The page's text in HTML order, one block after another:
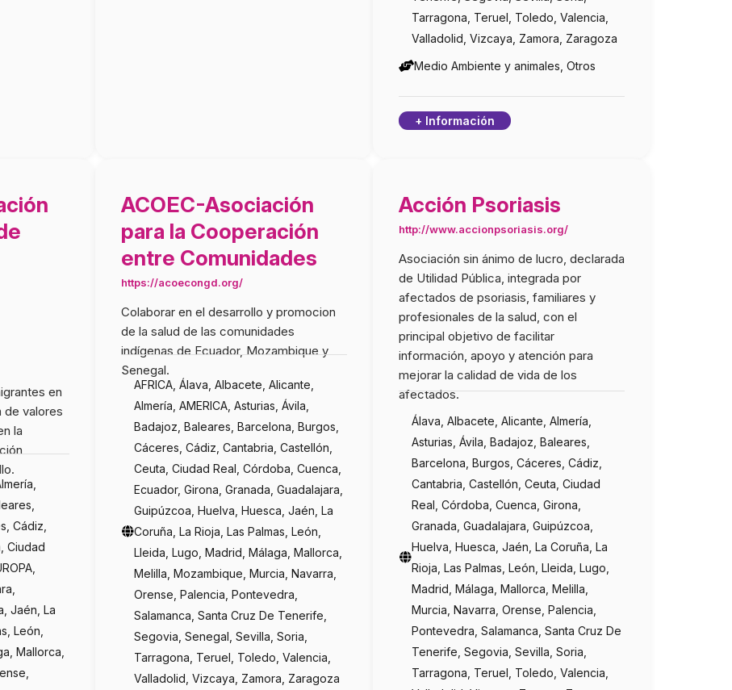
Tarragona, Teruel, Toledo, Valencia,
Valladolid, Vizcaya, Zamora, Zaragoza
Medio Ambiente y animales, Otros
+ Información
en
de valores
la
Cádiz,
Ciudad
Jaén, La
León,
Mallorca,
ACOEC-Asociación
para la Cooperación
entre Comunidades
https://acoecongd.org/
Colaborar en el desarrollo y promocion
de la salud de las comunidades
indígenas de Ecuador, Mozambique y
Senegal.
AFRICA, Álava, Albacete, Alicante,
Almería, AMERICA, Asturias, Ávila,
Badajoz, Baleares, Barcelona, Burgos,
Cáceres, Cádiz, Cantabria, Castellón,
Ceuta, Ciudad Real, Córdoba, Cuenca,
Ecuador, Girona, Granada, Guadalajara,
Guipúzcoa, Huelva, Huesca, Jaén, La
Coruña, La Rioja, Las Palmas, León,
Lleida, Lugo, Madrid, Málaga, Mallorca,
Melilla, Mozambique, Murcia, Navarra,
Orense, Palencia, Pontevedra,
Salamanca, Santa Cruz De Tenerife,
Segovia, Senegal, Sevilla, Soria,
Tarragona, Teruel, Toledo, Valencia,
Valladolid, Vizcaya, Zamora, Zaragoza
Acción Psoriasis
http://www.accionpsoriasis.org/
Asociación sin ánimo de lucro, declarada
de Utilidad Pública, integrada por
afectados de psoriasis, familiares y
profesionales de la salud, con el
principal objetivo de facilitar
información, apoyo y atención para
mejorar la calidad de vida de los
afectados.
Álava, Albacete, Alicante, Almería,
Asturias, Ávila, Badajoz, Baleares,
Barcelona, Burgos, Cáceres, Cádiz,
Cantabria, Castellón, Ceuta, Ciudad
Real, Córdoba, Cuenca, Girona,
Granada, Guadalajara, Guipúzcoa,
Huelva, Huesca, Jaén, La Coruña, La
Rioja, Las Palmas, León, Lleida, Lugo,
Madrid, Málaga, Mallorca, Melilla,
Murcia, Navarra, Orense, Palencia,
Pontevedra, Salamanca, Santa Cruz De
Tenerife, Segovia, Sevilla, Soria,
Tarragona, Teruel, Toledo, Valencia,